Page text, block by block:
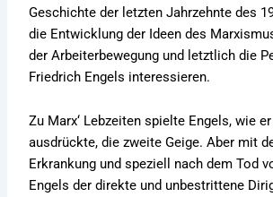
Geschichte der letzten Jahrzehnte des
die Entwicklung der Ideen des
der Arbeiterbewegung und letztlich die
Friedrich Engels interessieren.
Zu Marx‘ Lebzeiten spielte Engels, wie
ausdrückte, die zweite Geige. Aber mit
Erkrankung und speziell nach dem Tod
Engels der direkte und unbestrittene